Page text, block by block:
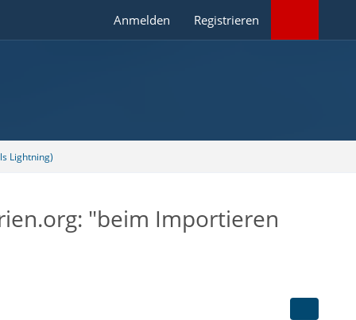
Anmelden Registrieren
Lightning)
"beim Importieren